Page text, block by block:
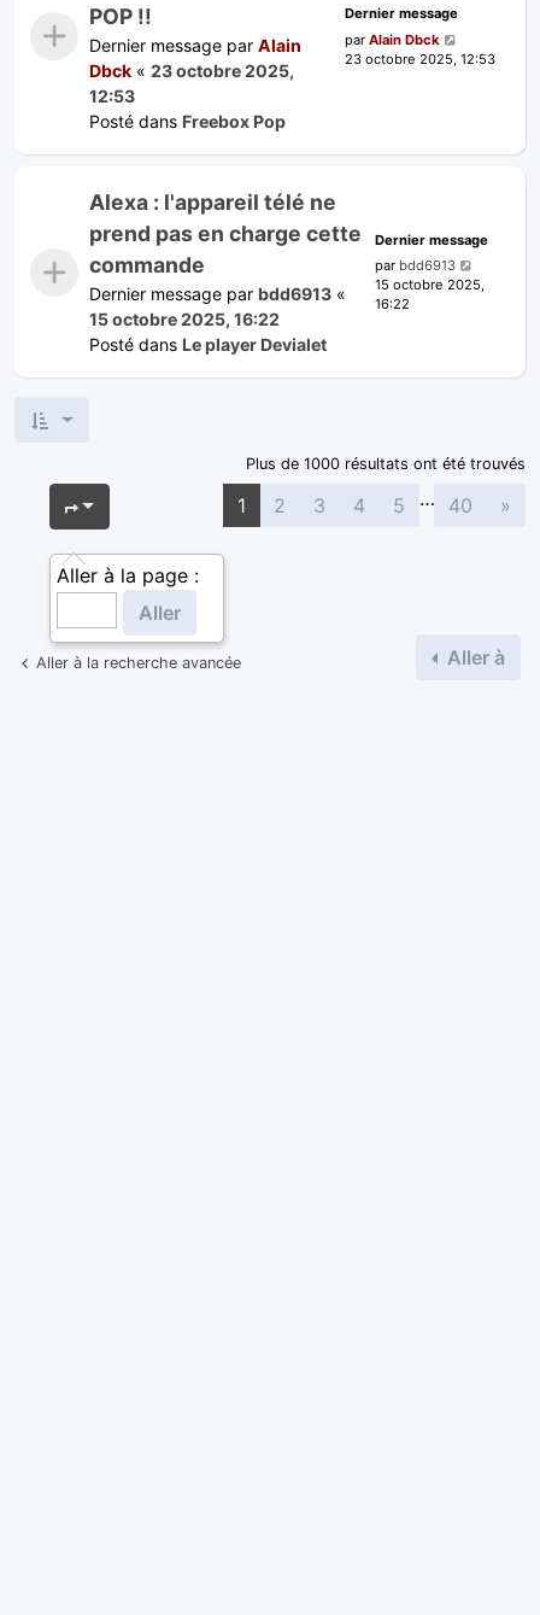
POP !!
Dernier message par Alain
Dbck « 23 octobre 2025,
12:53
Posté dans Freebox Pop
Dernier message
par Alain Dbck
23 octobre 2025, 12:53
Alexa : l'appareil télé ne
prend pas en charge cette
commande
Dernier message par bdd6913 «
15 octobre 2025, 16:22
Posté dans Le player Devialet
Dernier message
par bdd6913
15 octobre 2025,
16:22
Plus de 1000 résultats ont été trouvés
Page
Aller à la page :
1 2 3 4 5 … 40 »
Aller à la recherche avancée Aller à